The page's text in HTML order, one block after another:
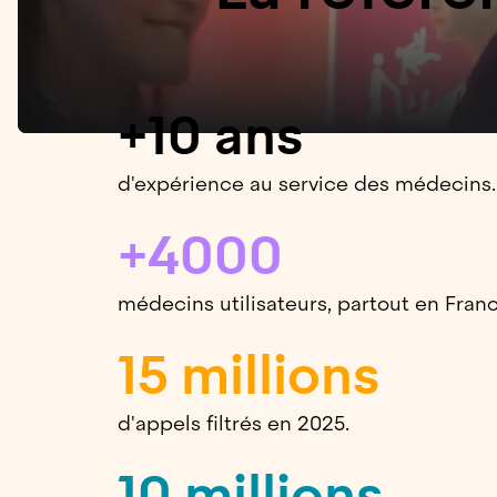
+10 ans
d'expérience au service des médecins.
+4000
médecins utilisateurs, partout en
15 millions
d'appels filtrés en 2025.